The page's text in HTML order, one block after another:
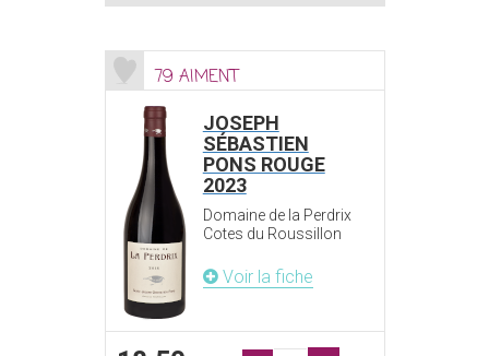
79 AIMENT
JOSEPH
SÉBASTIEN
PONS ROUGE
2023
Domaine de la Perdrix
Cotes du Roussillon
Voir la fiche